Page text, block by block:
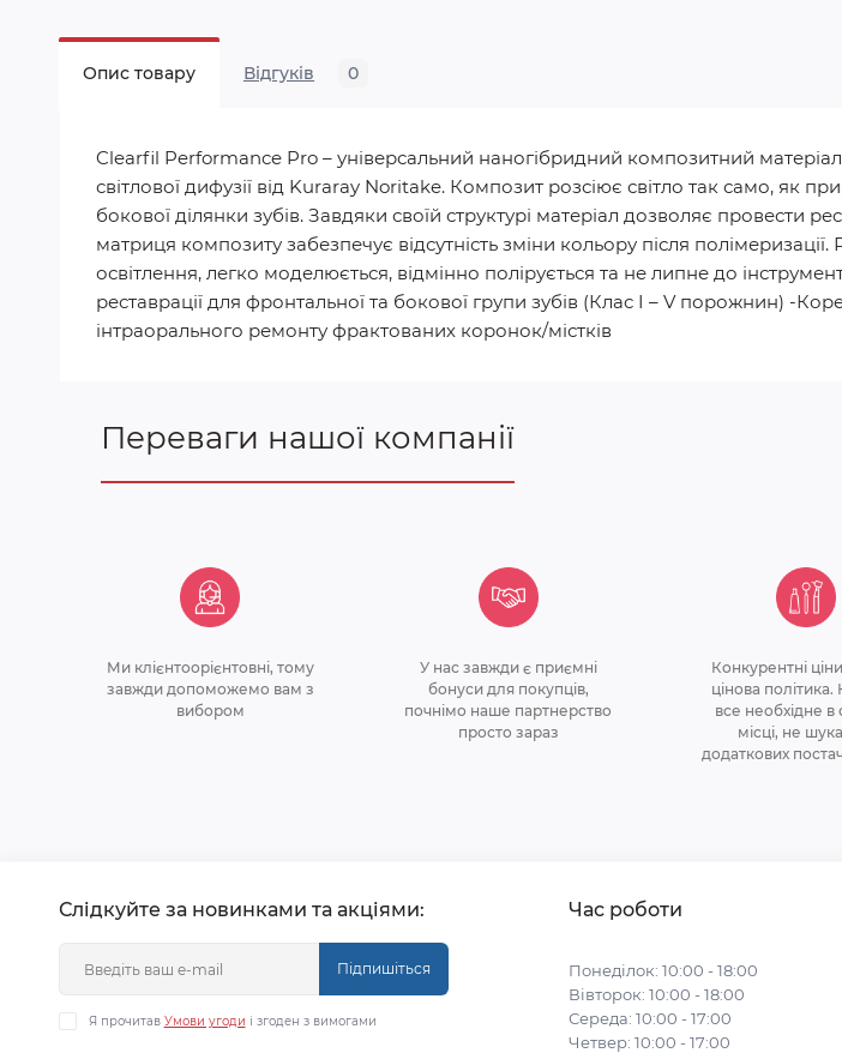
Опис товару Відгуків 0
Clearfil Performance Pro – універсальний наногібридний композитний
світлової дифузії від Kuraray Noritake. Композит розсіює світло так само, як
бокової ділянки зубів. Завдяки своїй структурі матеріал дозволяє
матриця композиту забезпечує відсутність зміни кольору після
освітлення, легко моделюється, відмінно полірується та не липне до
реставрації для фронтальної та бокової групи зубів (Клас I – V порожнин) -
інтраорального ремонту фрактованих коронок/містків
Переваги нашої компанії
Ми клiєнтоорiєнтовнi, тому
завжди допоможемо вам з
вибором
У нас завжди є приємнi
бонуси для покупцiв,
почнiмо наше партнерство
просто зараз
Конкурентні
цінова політикa.
все необхідне
місці, не
додаткових
Слідкуйте за новинками та акціями:
Підпишіться
Я прочитав Умови угоди і згоден з вимогами
Час роботи
Понеділок: 10:00 - 18:00
Вівторок: 10:00 - 18:00
Середа: 10:00 - 17:00
Четвер: 10:00 - 17:00